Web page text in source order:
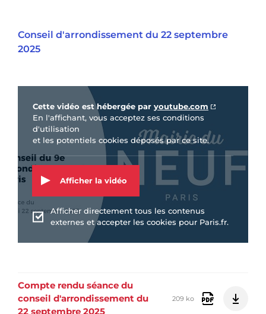
Conseil d'arrondissement du 22 septembre
2025
Cette vidéo est hébergée par youtube.com
En l'affichant, vous acceptez ses conditions
d'utilisation
et les potentiels cookies déposés par ce site.
Afficher la vidéo
Afficher directement tous les contenus
externes et accepter les cookies pour Paris.fr.
Compte rendu séance du
conseil d'arrondissement du
22 septembre 2025
209 ko